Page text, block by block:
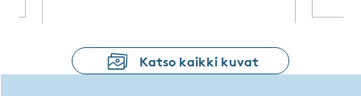
Katso kaikki kuvat